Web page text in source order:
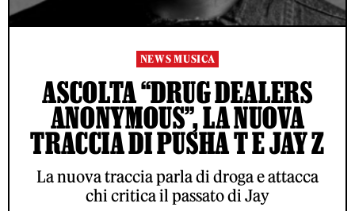
NEWS MUSICA
ASCOLTA “DRUG DEALERS
ANONYMOUS”, LA NUOVA
TRACCIA DI PUSHA T E JAY Z
La nuova traccia parla di droga e attacca
chi critica il passato di Jay